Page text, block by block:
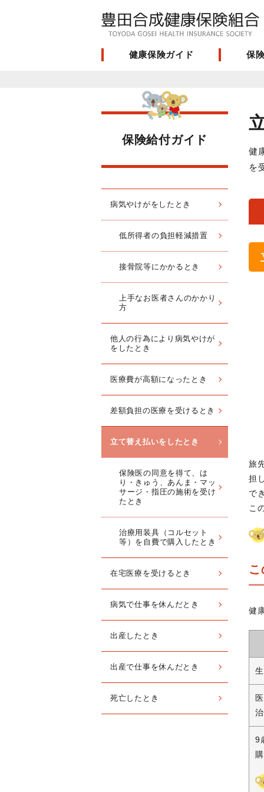
健康保険ガイド 保
健
を
旅
担
で
こ
健
9
保険給付ガイド
病気やけがをしたとき
低所得者の負担軽減措置
接骨院等にかかるとき
上手なお医者さんのかかり
方
他人の行為により病気やけが
をしたとき
医療費が高額になったとき
差額負担の医療を受けるとき
立て替え払いをしたとき
保険医の同意を得て、は
り・きゅう、あんま・マッ
サージ・指圧の施術を受け
たとき
治療用装具（コルセット
等）を自費で購入したとき
在宅医療を受けるとき
病気で仕事を休んだとき
出産したとき
出産で仕事を休んだとき
死亡したとき